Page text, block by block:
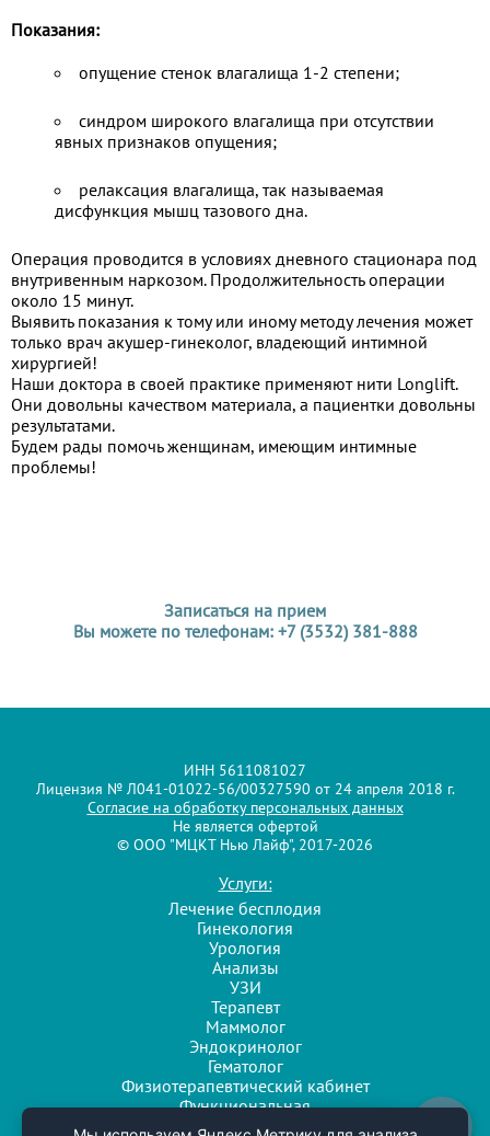
Показания:
опущение стенок влагалища 1-2 степени;
синдром широкого влагалища при отсутствии
явных признаков опущения;
релаксация влагалища, так называемая
дисфункция мышц тазового дна.
Операция проводится в условиях дневного стационара под
внутривенным наркозом. Продолжительность операции
около 15 минут.
Выявить показания к тому или иному методу лечения может
только врач акушер-гинеколог, владеющий интимной
хирургией!
Наши доктора в своей практике применяют нити Longlift.
Они довольны качеством материала, а пациентки довольны
результатами.
Будем рады помочь женщинам, имеющим интимные
проблемы!
Записаться на прием
Вы можете по телефонам: +7 (3532) 381-888
ИНН 5611081027
Лицензия № Л041-01022-56/00327590 от 24 апреля 2018 г.
Согласие на обработку персональных данных
Не является офертой
© ООО "МЦКТ Нью Лайф", 2017-2026
Услуги:
Лечение бесплодия
Гинекология
Урология
Анализы
УЗИ
Терапевт
Маммолог
Эндокринолог
Гематолог
Физиотерапевтический кабинет
Функциональная
Напишите нам